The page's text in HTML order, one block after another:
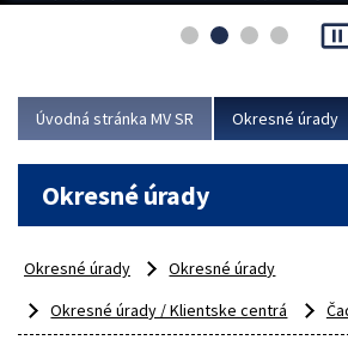
asociácie poisťovní (SLASPO) a
Viac
Úvodná stránka MV SR Okresné úrady
Okresné úrady
Okresné úrady
Okresné úrady
Okresné úrady / Klientske centrá